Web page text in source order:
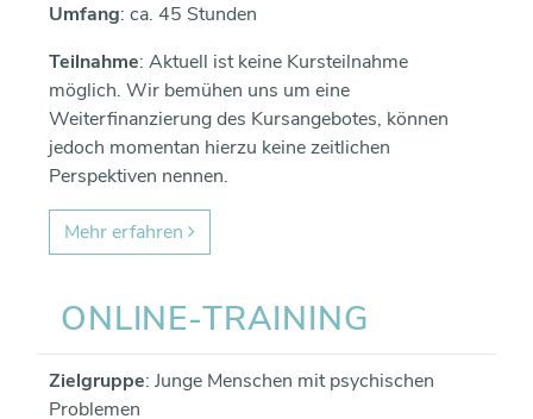
Umfang: ca. 45 Stunden
Teilnahme: Aktuell ist keine Kursteilnahme
möglich. Wir bemühen uns um eine
Weiterfinanzierung des Kursangebotes, können
jedoch momentan hierzu keine zeitlichen
Perspektiven nennen.
Mehr erfahren
ONLINE-​TRAINING
Zielgruppe: Junge Menschen mit psychischen
Problemen